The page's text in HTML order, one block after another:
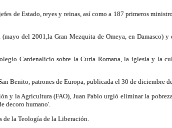
de Estado, reyes y reinas, así como a 187 primeros
del 2001,la Gran Mezquita de Omeya, en Damasco) y
Cardenalicio sobre la Curia Romana, la iglesia y la
Benito, patrones de Europa, publicada el 30 de diciembre
y la Agricultura (FAO), Juan Pablo urgió eliminar la
decoro humano'.
de la Teología de la Liberación.